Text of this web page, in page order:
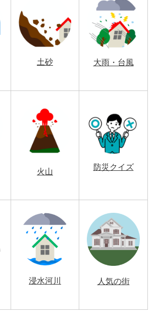
土砂 大雨・台風
火山
防災クイズ
浸水河川 人気の街